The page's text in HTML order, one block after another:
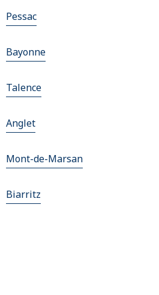
Pessac
Bayonne
Talence
Anglet
Mont-de-Marsan
Biarritz